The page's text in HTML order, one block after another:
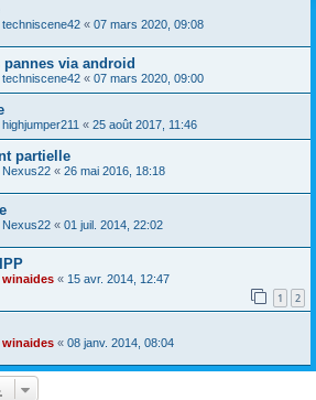
techniscene42 « 07 mars 2020, 09:08
via android
techniscene42 « 07 mars 2020, 09:00
highjumper211 « 25 août 2017, 11:46
partielle
Nexus22 « 26 mai 2016, 18:18
Nexus22 « 01 juil. 2014, 22:02
winaides « 15 avr. 2014, 12:47
1 2
winaides « 08 janv. 2014, 08:04